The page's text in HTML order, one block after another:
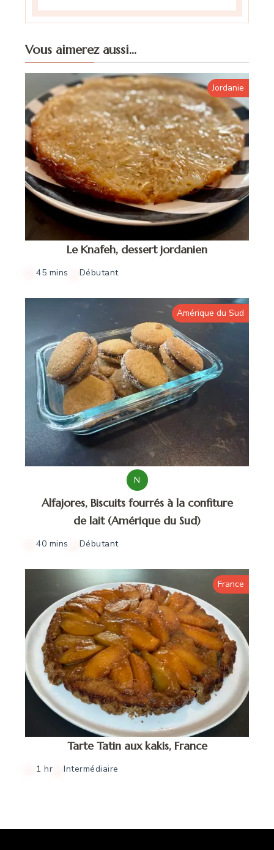
Vous aimerez aussi...
Jordanie
Le Knafeh, dessert jordanien
45 mins Débutant
Amérique du Sud
N
Alfajores, Biscuits fourrés à la confiture
de lait (Amérique du Sud)
40 mins Débutant
France
Tarte Tatin aux kakis, France
1 hr Intermédiaire